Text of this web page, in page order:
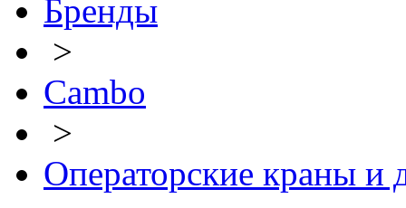
Бренды
>
Cambo
>
Операторские краны и